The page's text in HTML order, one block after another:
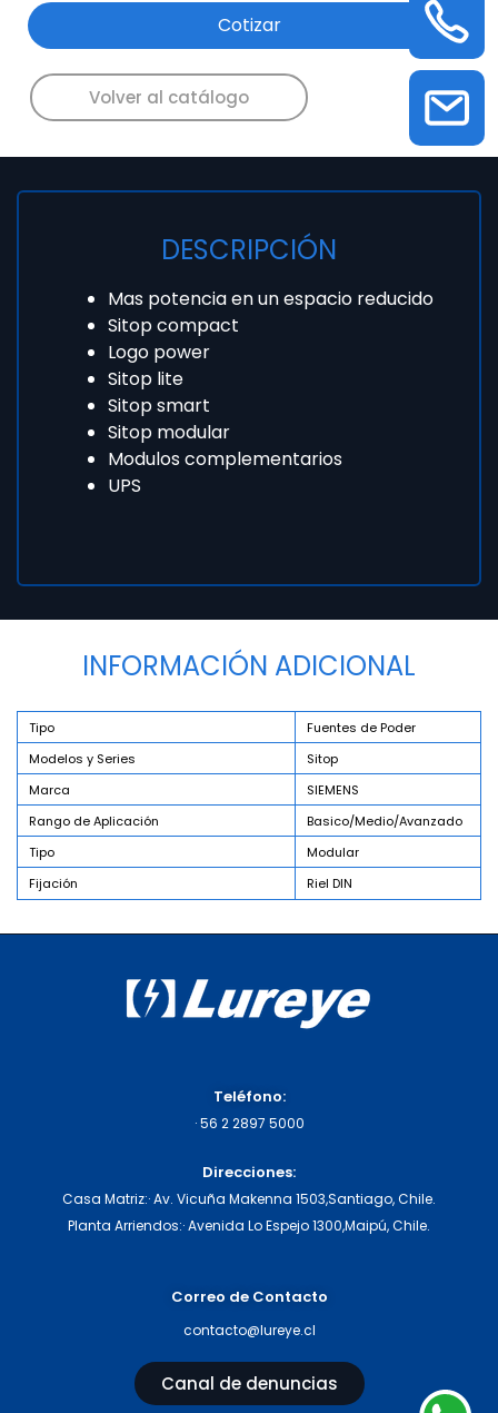
Cotizar
Volver al catálogo
DESCRIPCIÓN
Mas potencia en un espacio reducido
Sitop compact
Logo power
Sitop lite
Sitop smart
Sitop modular
Modulos complementarios
UPS
INFORMACIÓN ADICIONAL
Tipo
Fuentes de Poder
Modelos y Series
Sitop
Marca
SIEMENS
Rango de Aplicación
Basico/Medio/Avanzado
Tipo
Modular
Fijación
Riel DIN
Teléfono:
·56 2 2897 5000
Direcciones:
Casa Matriz:· Av. Vicuña Makenna 1503,Santiago, Chile.
Planta Arriendos:· Avenida Lo Espejo 1300,Maipú, Chile.
Correo de Contacto
contacto@lureye.cl
Canal de denuncias